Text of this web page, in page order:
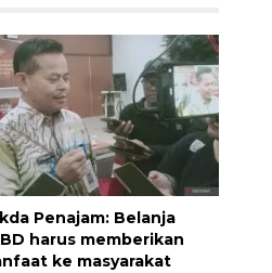
Penajam: Belanja
harus memberikan
ke masyarakat